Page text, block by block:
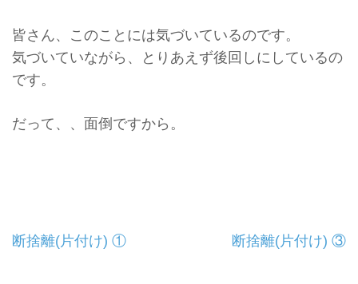
皆さん、このことには気づいているのです。
気づいていながら、とりあえず後回しにしているの
です。
だって、、面倒ですから。
投
断捨離(片付け) ① 断捨離(片付け) ③